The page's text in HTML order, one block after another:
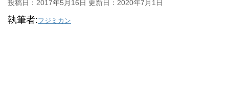
投稿日：2017年5月16日 更新日： 2020年7月1日
執筆者:フジミカン